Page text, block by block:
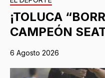
¡TOLUCA
CAMPEÓN
6 Agosto 2026